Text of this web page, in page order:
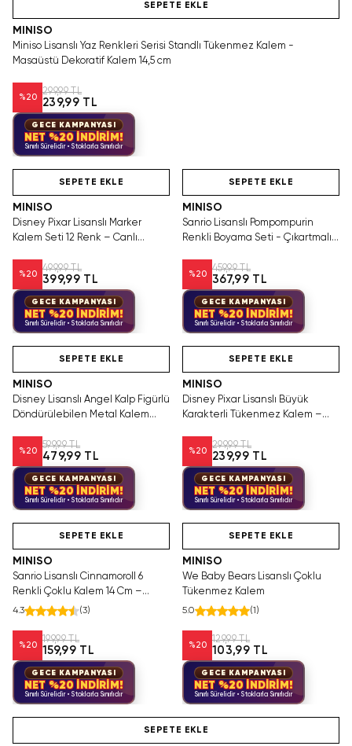
SEPETE EKLE
MINISO
Miniso Lisanslı Yaz Renkleri Serisi Standlı Tükenmez Kalem -
Masaüstü Dekoratif Kalem 14,5 cm
%20
299,99 TL
239,99 TL
GECE KAMPANYASI
NET %20 İNDİRİM!
Sınırlı Sürelidir • Stoklarla Sınırlıdır
SEPETE EKLE
MINISO
Disney Pixar Lisanslı Marker
Kalem Seti 12 Renk – Canlı
%20
499,99 TL
399,99 TL
GECE KAMPANYASI
NET %20 İNDİRİM!
Sınırlı Sürelidir • Stoklarla Sınırlıdır
Tükenmeden Satın Al
SEPETE EKLE
MINISO
Sanrio Lisanslı Pompompurin
Renkli Boyama Seti - Çıkartmalı
%20
459,99 TL
367,99 TL
GECE KAMPANYASI
NET %20 İNDİRİM!
Sınırlı Sürelidir • Stoklarla Sınırlıdır
SEPETE EKLE
MINISO
Disney Lisanslı Angel Kalp Figürlü
Döndürülebilen Metal Kalem
%20
599,99 TL
479,99 TL
GECE KAMPANYASI
NET %20 İNDİRİM!
Sınırlı Sürelidir • Stoklarla Sınırlıdır
SEPETE EKLE
MINISO
Disney Pixar Lisanslı Büyük
Karakterli Tükenmez Kalem –
%20
299,99 TL
239,99 TL
GECE KAMPANYASI
NET %20 İNDİRİM!
Sınırlı Sürelidir • Stoklarla Sınırlıdır
SEPETE EKLE
MINISO
Sanrio Lisanslı Cinnamoroll 6
Renkli Çoklu Kalem 14 Cm –
Eğlenceli Pratik Tasarım
4.3 (3)
%20
199,99 TL
159,99 TL
GECE KAMPANYASI
NET %20 İNDİRİM!
Sınırlı Sürelidir • Stoklarla Sınırlıdır
SEPETE EKLE
MINISO
We Baby Bears Lisanslı Çoklu
Tükenmez Kalem
5.0 (1 )
%20
129,99 TL
103,99 TL
GECE KAMPANYASI
NET %20 İNDİRİM!
Sınırlı Sürelidir • Stoklarla Sınırlıdır
SEPETE EKLE